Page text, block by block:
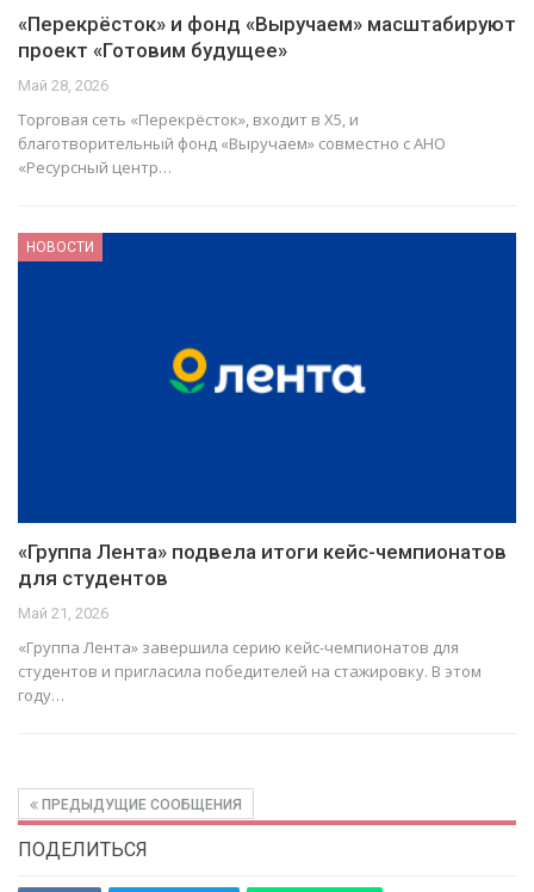
«Перекрёсток» и фонд «Выручаем» масштабируют
проект «Готовим будущее»
Май 28, 2026
Торговая сеть «Перекрёсток», входит в X5, и
благотворительный фонд «Выручаем» совместно с АНО
«Ресурсный центр…
НОВОСТИ
«Группа Лента» подвела итоги кейс-чемпионатов
для студентов
Май 21, 2026
«Группа Лента» завершила серию кейс-чемпионатов для
студентов и пригласила победителей на стажировку. В этом
году…
ПРЕДЫДУЩИЕ СООБЩЕНИЯ
ПОДЕЛИТЬСЯ